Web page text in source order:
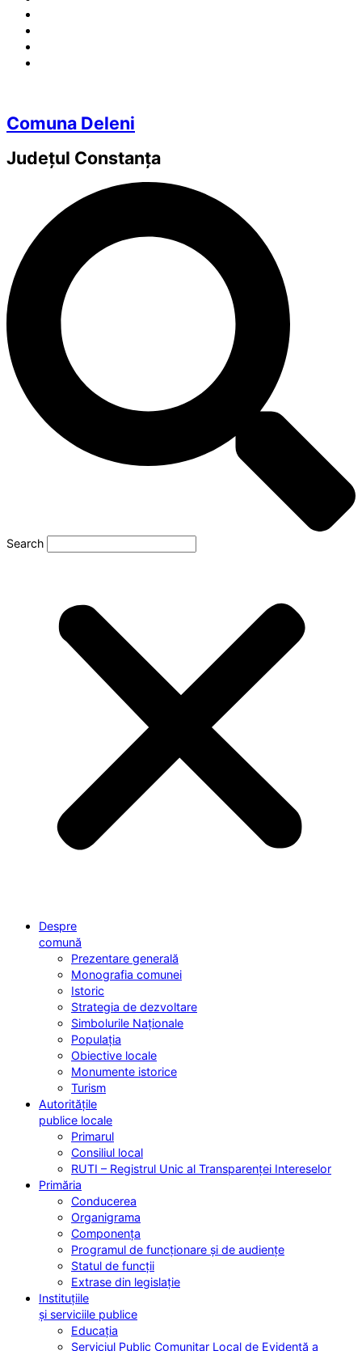
Comuna Deleni
Județul Constanța
Search
Despre
comună
Prezentare generală
Monografia comunei
Istoric
Strategia de dezvoltare
Simbolurile Naționale
Populația
Obiective locale
Monumente istorice
Turism
Autoritățile
publice locale
Primarul
Consiliul local
RUTI – Registrul Unic al Transparenței Intereselor
Primăria
Conducerea
Organigrama
Componența
Programul de funcționare și de audiențe
Statul de funcții
Extrase din legislație
Instituțiile
și serviciile publice
Educația
Serviciul Public Comunitar Local de Evidență a